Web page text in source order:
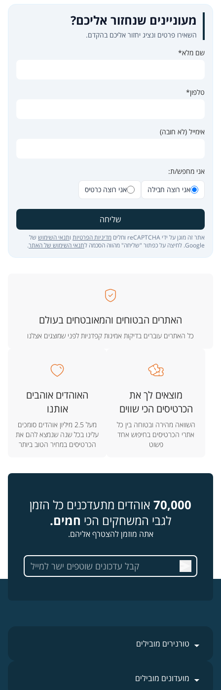
מעוניינים שנחזור אליכם?
השאירו פרטים ונציג יחזור אליכם בהקדם.
שם מלא*
טלפון*
אימייל (לא חובה)
אני מחפש/ת:
אני רוצה חבילה
אני רוצה כרטיס
שליחה
אתר זה מוגן על ידי reCAPTCHA וחלים מדיניות הפרטיות ותנאי השימוש של
Google. לחיצה על כפתור "שליחה" מהווה הסכמה ל
תנאי השימוש של האתר.
האתרים הבטוחים והמאובטחים בעולם
כל האתרים עוברים בדיקות אמינות קפדניות לפני שמוצגים אצלנו
מוצאים לך את
הכרטיסים הכי שווים
השוואה מהירה ובטוחה בין כל
אתרי הכרטיסים בחיפוש אחד
פשוט
האוהדים אוהבים
אותנו
מעל 2.5 מיליון אוהדים סומכים
עלינו בכל שנה שנמצא להם את
הכרטיסים במחיר הטוב ביותר
70,000 אוהדים מתעדכנים כל הזמן
לגבי המשחקים הכי חמים.
אתה מוזמן להצטרף אליהם.
טורנירים מובילים
מועדונים מובילים